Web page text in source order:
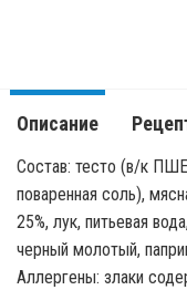
Описание
Состав: тесто (в/к
поваренная соль),
25%, лук, питьевая вода,
черный молотый,
Аллергены: злаки